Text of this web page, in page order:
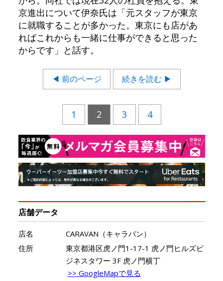
京進出について伊奈氏は「元スタッフが東京
に就職することが多かった。東京にも店があ
ればこれからも一緒に仕事ができると思った
からです」と話す。
◀ 前のページ 続きを読む ▶
1 2 3 4
店舗データ
店名
CARAVAN（キャラバン）
住所
東京都港区虎ノ門1-17-1 虎ノ門ヒルズビ
ジネスタワー 3F 虎ノ門横丁
>> GoogleMapで見る